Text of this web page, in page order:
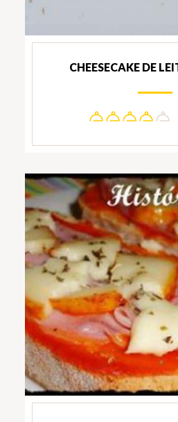
CHEESECAKE DE